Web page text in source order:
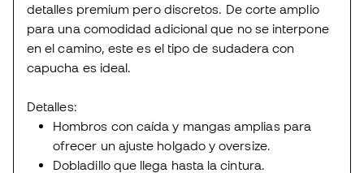
detalles premium pero discretos. De corte amplio
para una comodidad adicional que no se interpone
en el camino, este es el tipo de sudadera con
capucha es ideal.
Detalles:
Hombros con caída y mangas amplias para
ofrecer un ajuste holgado y oversize.
Dobladillo que llega hasta la cintura.